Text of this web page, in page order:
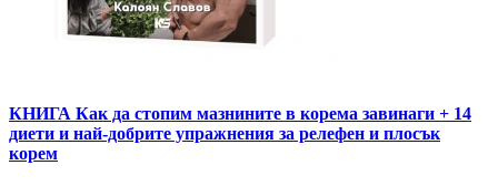
КНИГА Как да стопим мазнините в корема завинаги + 14
диети и най-добрите упражнения за релефен и плосък
корем